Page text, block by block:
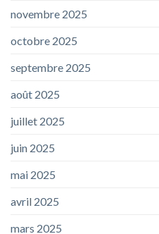
novembre 2025
octobre 2025
septembre 2025
août 2025
juillet 2025
juin 2025
mai 2025
avril 2025
mars 2025